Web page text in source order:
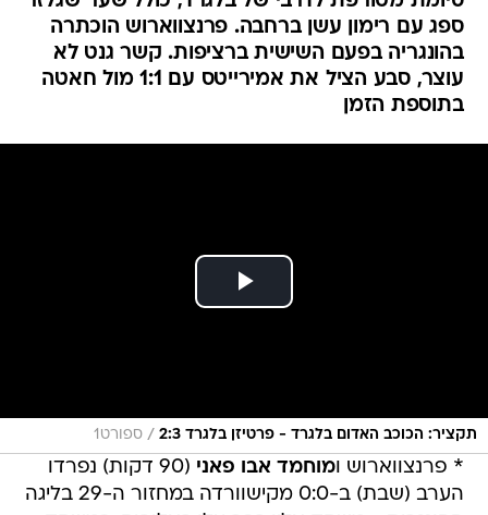
ספג עם רימון עשן ברחבה. פרנצווארוש הוכתרה
בהונגריה בפעם השישית ברציפות. קשר גנט לא
עוצר, סבע הציל את אמירייטס עם 1:1 מול חאטה
בתוספת הזמן
תקציר: הכוכב האדום בלגרד - פרטיזן בלגרד 2:3 / ספורט1
* פרנצווארוש ומוחמד אבו פאני
(90 דקות) נפרדו
הערב (שבת) ב-0:0 מקישוורדה במחזור ה-29 בליגה